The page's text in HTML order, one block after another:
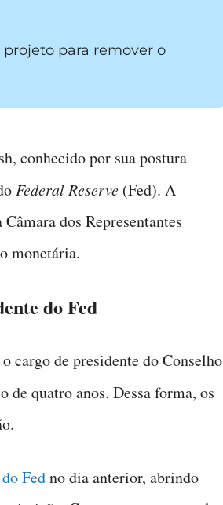
para remover o
conhecido por sua postura
Federal Reserve (Fed). A
dos Representantes
monetária.
do Fed
cargo de presidente do Conselho
de quatro anos. Dessa forma, os
Fedno dia anterior, abrindo